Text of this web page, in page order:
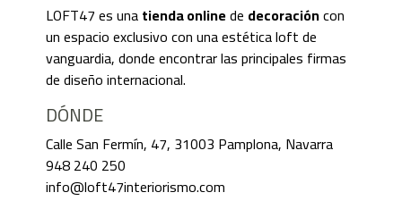
LOFT47 es unatienda onlinede decoracióncon
un espacio exclusivo con una estética loft de
vanguardia, donde encontrar las principales firmas
de diseño internacional.
DÓNDE
Calle San Fermín, 47, 31003 Pamplona, Navarra
948 240 250
info@loft47interiorismo.com